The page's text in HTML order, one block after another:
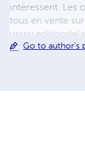
intéressent. Les
tous en vente
réseaux
Go to author's